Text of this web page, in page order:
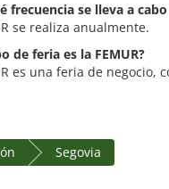
frecuencia se lleva a cabo
se realiza anualmente.
de feria es la FEMUR?
es una feria de
Segovia